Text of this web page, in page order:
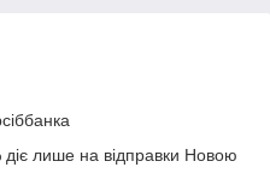
лише на відправки Новою